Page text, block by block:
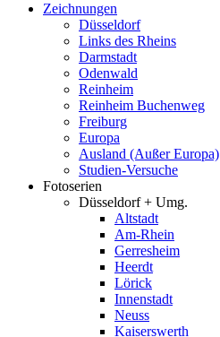
Zeichnungen
Düsseldorf
Links des Rheins
Darmstadt
Odenwald
Reinheim
Reinheim Buchenweg
Freiburg
Europa
Ausland (Außer Europa)
Studien-Versuche
Fotoserien
Düsseldorf + Umg.
Altstadt
Am-Rhein
Gerresheim
Heerdt
Lörick
Innenstadt
Neuss
Kaiserswerth